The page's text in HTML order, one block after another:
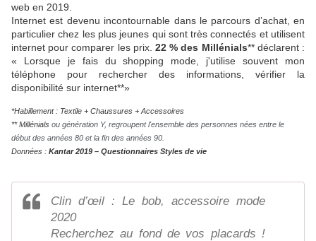
web en 2019.
Internet est devenu incontournable dans le parcours d’achat, en
particulier chez les plus jeunes qui sont très connectés et utilisent
internet pour comparer les prix. 22 % des Millénials** déclarent :
« Lorsque je fais du shopping mode, j'utilise souvent mon
téléphone pour rechercher des informations, vérifier la
disponibilité sur internet**»
*Habillement : Textile + Chaussures + Accessoires
** Millénials ou génération Y, regroupent l'ensemble des personnes nées entre le
début des années 80 et la fin des années 90.
Données : Kantar 2019 – Questionnaires Styles de vie
Clin d’œil : Le bob, accessoire mode
2020
Recherchez au fond de vos placards !